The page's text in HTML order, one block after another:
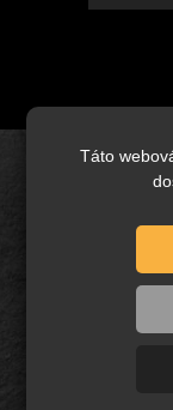
Táto
Keramické
Technické
Rezné